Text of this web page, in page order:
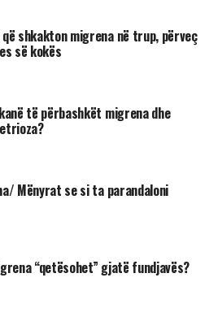
që shkakton migrena në trup, përveç
së kokës
të përbashkët migrena dhe
Mënyrat se si ta parandaloni
“qetësohet” gjatë fundjavës?